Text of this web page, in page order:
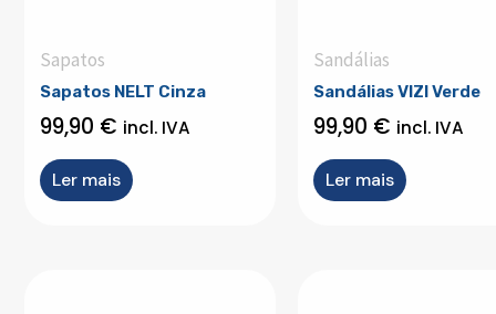
Sapatos
Sapatos NELT Cinza
99,90 € incl. IVA
Ler mais
Sandálias
Sandálias VIZI Verde
99,90 € incl. IVA
Ler mais